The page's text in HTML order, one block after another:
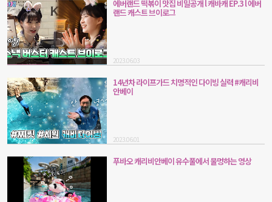
에버랜드 떡볶이 맛집 비밀공개 l 캐바캐 EP.3 l 에버
랜드 캐스트 브이로그
2023.06.03
14년차 라이프가드 치명적인 다이빙 실력 #캐리비
안베이
2023.06.01
푸바오 캐리비안베이 유수풀에서 물멍하는 영상